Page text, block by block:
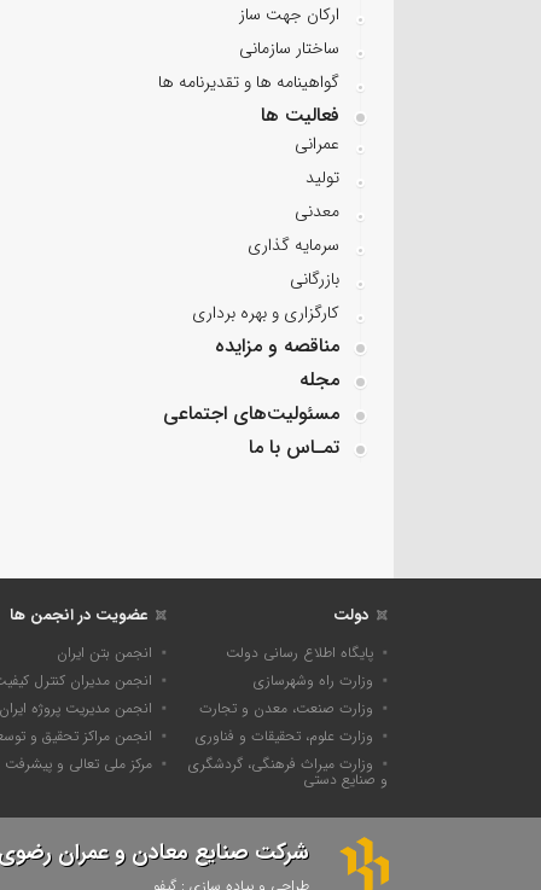
ارکان جهت ساز
ساختار سازمانی
گواهینامه ها و تقدیرنامه ها
فعالیت ها
عمرانی
تولید
معدنی
سرمایه گذاری
بازرگانی
کارگزاری و بهره برداری
مناقصه و مزایده
مجله
مسئولیت‌های اجتماعی
تمـاس با ما
دولت
پایگاه اطلاع رسانی دولت
وزارت راه وشهرسازی
وزارت صنعت، معدن و تجارت
وزارت علوم، تحقیقات و فناوری
وزارت میراث فرهنگی، گردشگری
و صنایع دستی
عضویت در انجمن ها
انجمن بتن ایران
انجمن مدیران کنترل
انجمن مدیریت پروژه ایران
انجمن مراکز تحقیق و
مرکز ملی تعالی و پیشرفت
شرکت صنایع معادن و عمران رضوی